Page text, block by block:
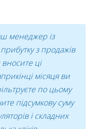
менеджер із
з продажів
ці
місяця ви
по цьому
підсумкову суму
і складних